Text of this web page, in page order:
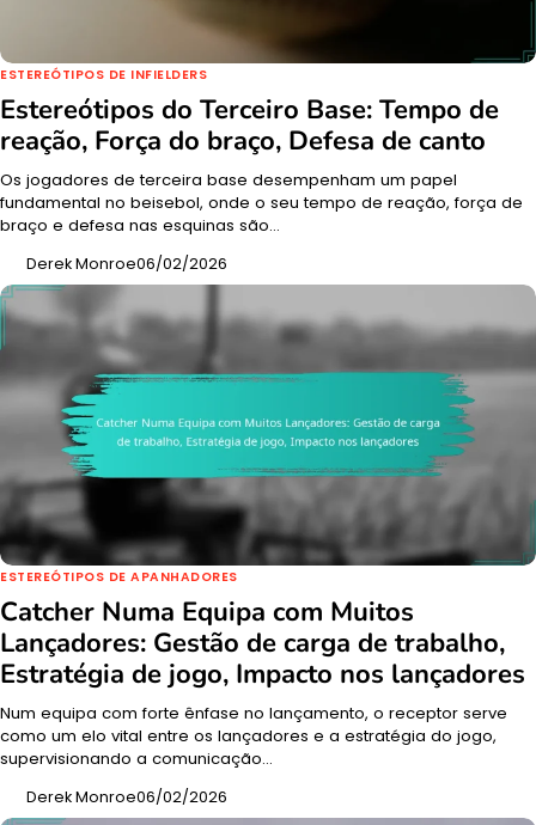
ESTEREÓTIPOS DE INFIELDERS
Estereótipos do Terceiro Base: Tempo de
reação, Força do braço, Defesa de canto
Os jogadores de terceira base desempenham um papel
fundamental no beisebol, onde o seu tempo de reação, força de
braço e defesa nas esquinas são…
Derek Monroe06/02/2026
ESTEREÓTIPOS DE APANHADORES
Catcher Numa Equipa com Muitos
Lançadores: Gestão de carga de trabalho,
Estratégia de jogo, Impacto nos lançadores
Num equipa com forte ênfase no lançamento, o receptor serve
como um elo vital entre os lançadores e a estratégia do jogo,
supervisionando a comunicação…
Derek Monroe06/02/2026